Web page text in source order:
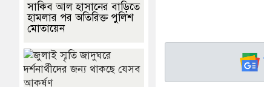
সাকিব আল হাসানের বাড়িতে
হামলার পর অতিরিক্ত পুলিশ
মোতায়েন